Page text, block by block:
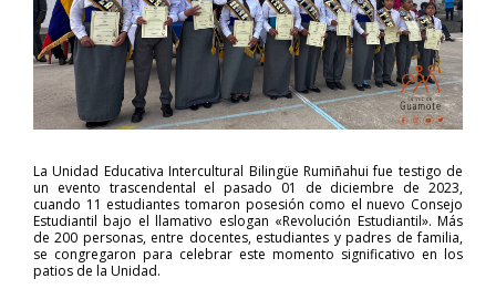
La Unidad Educativa Intercultural Bilingüe Rumiñahui fue testigo de
un evento trascendental el pasado 01 de diciembre de 2023,
cuando 11 estudiantes tomaron posesión como el nuevo Consejo
Estudiantil bajo el llamativo eslogan «Revolución Estudiantil». Más
de 200 personas, entre docentes, estudiantes y padres de familia,
se congregaron para celebrar este momento significativo en los
patios de la Unidad.